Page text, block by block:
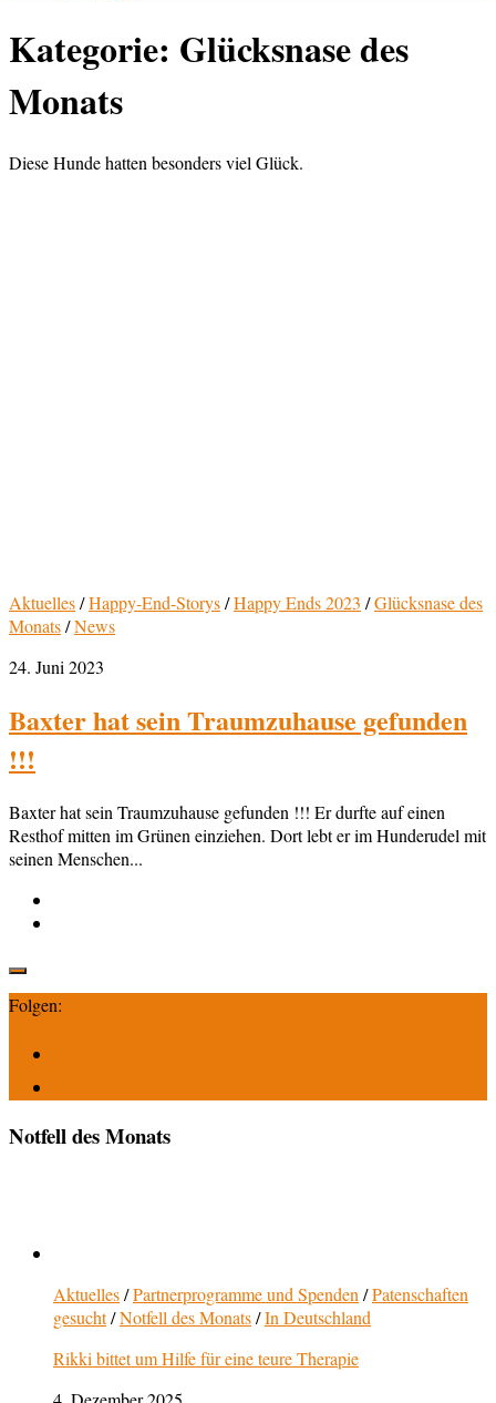
Kategorie: Glücksnase des
Monats
Diese Hunde hatten besonders viel Glück.
Aktuelles/Happy-End-Storys/Happy Ends 2023 /Glücksnase des
Monats/News
24. Juni 2023
Baxter hat sein Traumzuhause gefunden
!!!
Baxter hat sein Traumzuhause gefunden !!! Er durfte auf einen
Resthof mitten im Grünen einziehen. Dort lebt er im Hunderudel mit
seinen Menschen...
Folgen:
Notfell des Monats
Aktuelles/Partnerprogramme und Spenden /Patenschaften
gesucht/Notfell des Monats/In Deutschland
Rikki bittet um Hilfe für eine teure Therapie